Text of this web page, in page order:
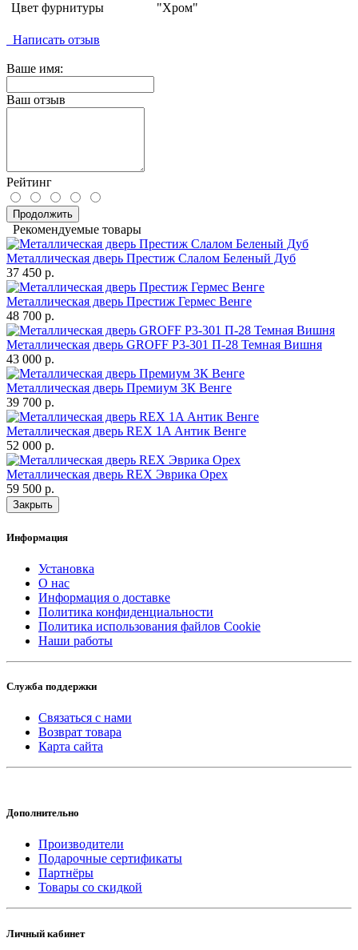
Цвет фурнитуры
"Хром"
Написать отзыв
Ваше имя:
Ваш отзыв
Рейтинг
Продолжить
Рекомендуемые товары
Металлическая дверь Престиж Слалом Беленый Дуб
37 450 р.
Металлическая дверь Престиж Гермес Венге
48 700 р.
Металлическая дверь GROFF P3-301 П-28 Темная Вишня
43 000 р.
Металлическая дверь Премиум 3К Венге
39 700 р.
Металлическая дверь REX 1A Антик Венге
52 000 р.
Металлическая дверь REX Эврика Орех
59 500 р.
Закрыть
Информация
Установка
О нас
Информация о доставке
Политика конфиденциальности
Политика использования файлов Cookie
Наши работы
Служба поддержки
Связаться с нами
Возврат товара
Карта сайта
Дополнительно
Производители
Подарочные сертификаты
Партнёры
Товары со скидкой
Личный кабинет